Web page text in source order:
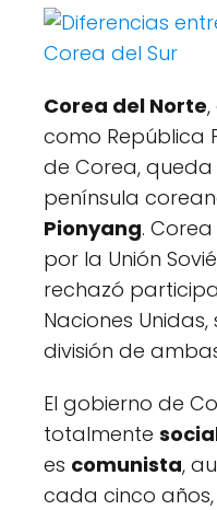
Corea del Norte
como República
de Corea,
península
Pionyang.
por la Unión
rechazó
Naciones
división de
El gobierno de
totalmente
es comunista,
cada cinco